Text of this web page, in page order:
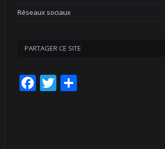
Réseaux sociaux
PARTAGER CE SITE
Facebook
Twitter